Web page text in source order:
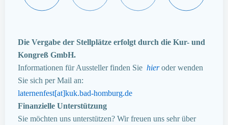
Die Vergabe der Stellplätze erfolgt durch die Kur- und
Kongreß GmbH.
Informationen für Aussteller finden Sie hieroder wenden
Sie sich per Mail an:
laternenfest[at]kuk.bad-homburg.de
Finanzielle Unterstützung
Sie möchten uns unterstützen? Wir freuen uns sehr über